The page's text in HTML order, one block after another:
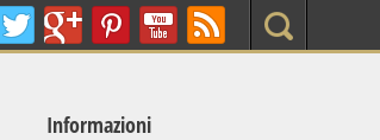
Search
Informazioni